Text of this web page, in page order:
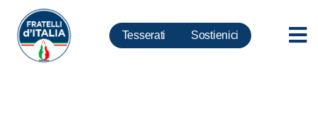
Tesserati Sostienici